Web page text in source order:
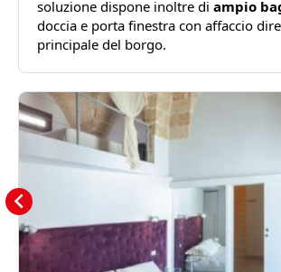
soluzione dispone inoltre di ampio
doccia e porta finestra con affaccio
principale del borgo.